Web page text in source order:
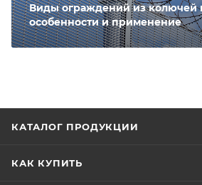
Виды ограждений из колючей
особенности и применение
КАТАЛОГ ПРОДУКЦИИ
КАК КУПИТЬ